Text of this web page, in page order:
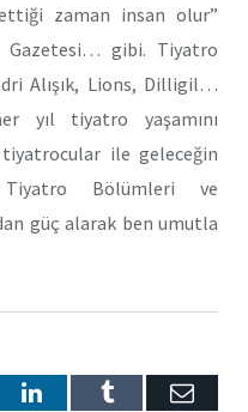
zaman insan olur”
Gazetesi… gibi. Tiyatro
Alışık, Lions, Dilligil…
yıl tiyatro yaşamını
ile geleceğin
Bölümleri ve
güç alarak ben umutla
LinkedInTumblr E-